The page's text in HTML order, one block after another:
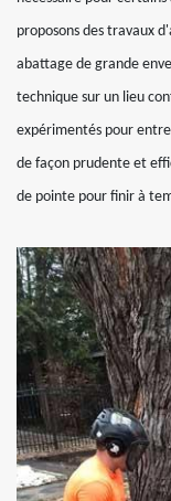
proposons des travaux
abattage de grande
technique sur un lieu
expérimentés pour
de façon prudente et
de pointe pour finir à